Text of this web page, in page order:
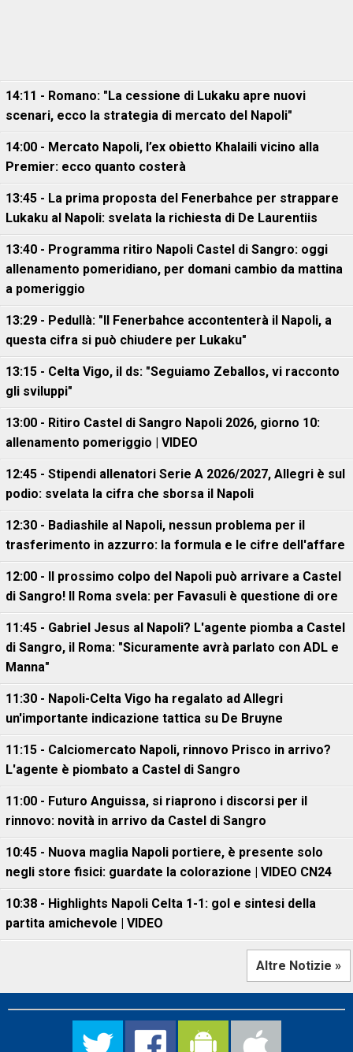
14:11 - Romano: "La cessione di Lukaku apre nuovi
scenari, ecco la strategia di mercato del Napoli"
14:00 - Mercato Napoli, l’ex obietto Khalaili vicino alla
Premier: ecco quanto costerà
13:45 - La prima proposta del Fenerbahce per strappare
Lukaku al Napoli: svelata la richiesta di De Laurentiis
13:40 - Programma ritiro Napoli Castel di Sangro: oggi
allenamento pomeridiano, per domani cambio da mattina
a pomeriggio
13:29 - Pedullà: "Il Fenerbahce accontenterà il Napoli, a
questa cifra si può chiudere per Lukaku"
13:15 - Celta Vigo, il ds: "Seguiamo Zeballos, vi racconto
gli sviluppi"
13:00 - Ritiro Castel di Sangro Napoli 2026, giorno 10:
allenamento pomeriggio | VIDEO
12:45 - Stipendi allenatori Serie A 2026/2027, Allegri è sul
podio: svelata la cifra che sborsa il Napoli
12:30 - Badiashile al Napoli, nessun problema per il
trasferimento in azzurro: la formula e le cifre dell'affare
12:00 - Il prossimo colpo del Napoli può arrivare a Castel
di Sangro! Il Roma svela: per Favasuli è questione di ore
11:45 - Gabriel Jesus al Napoli? L'agente piomba a Castel
di Sangro, il Roma: "Sicuramente avrà parlato con ADL e
Manna"
11:30 - Napoli-Celta Vigo ha regalato ad Allegri
un'importante indicazione tattica su De Bruyne
11:15 - Calciomercato Napoli, rinnovo Prisco in arrivo?
L'agente è piombato a Castel di Sangro
11:00 - Futuro Anguissa, si riaprono i discorsi per il
rinnovo: novità in arrivo da Castel di Sangro
10:45 - Nuova maglia Napoli portiere, è presente solo
negli store fisici: guardate la colorazione | VIDEO CN24
10:38 - Highlights Napoli Celta 1-1: gol e sintesi della
partita amichevole | VIDEO
Altre Notizie »